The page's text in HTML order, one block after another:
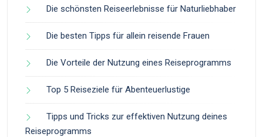
Die schönsten Reiseerlebnisse für Naturliebhaber
Die besten Tipps für allein reisende Frauen
Die Vorteile der Nutzung eines Reiseprogramms
Top 5 Reiseziele für Abenteuerlustige
Tipps und Tricks zur effektiven Nutzung deines
Reiseprogramms